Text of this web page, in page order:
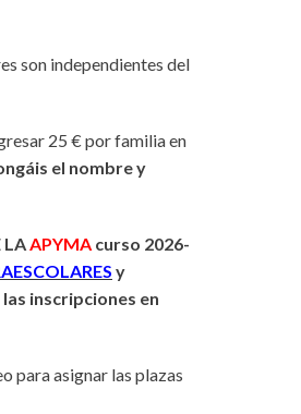
son independientes del
25 € por familia en
el nombre y
LAAPYMA curso 2026-
y
las inscripciones en
para asignar las plazas